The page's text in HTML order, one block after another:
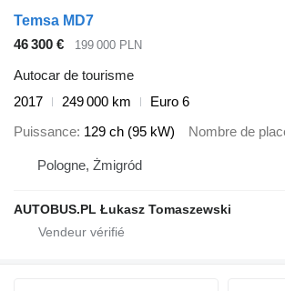
Temsa MD7
46 300 €
199 000 PLN
Autocar de tourisme
2017
249 000 km
Euro 6
Puissance 129 ch (95 kW) Nombre de
Pologne, Żmigród
AUTOBUS.PL Łukasz Tomaszewski